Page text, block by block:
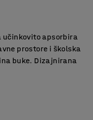
učinkovito apsorbira
prostore i školska
buke. Dizajnirana